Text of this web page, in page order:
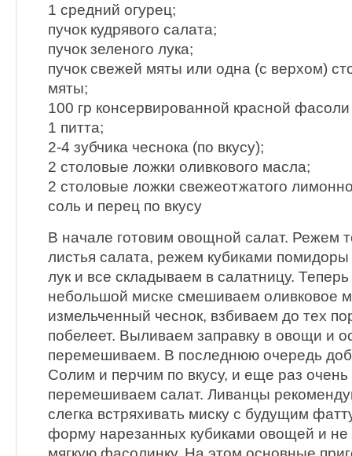
1 средний огурец;
пучок кудрявого салата;
пучок зеленого лука;
пучок свежей мяты или одна (с верхом)
мяты;
100 гр консервированной красной
1 питта;
2-4 зубчика чеснока (по вкусу);
2 столовые ложки оливкового масла;
2 столовые ложки свежеотжатого
соль и перец по вкусу
В начале готовим овощной салат. Режем
листья салата, режем кубиками
лук и все складываем в салатницу.
небольшой миске смешиваем оливковое
измельченный чеснок, взбиваем до тех
побелеет. Выливаем заправку в овощи и
перемешиваем. В последнюю очередь
Солим и перчим по вкусу, и еще раз
перемешиваем салат. Ливанцы
слегка встряхивать миску с будущим
форму нарезанных кубиками овощей и не